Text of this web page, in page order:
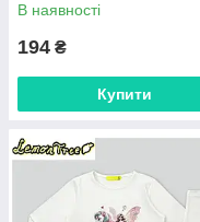
В наявності
194 ₴
Купити